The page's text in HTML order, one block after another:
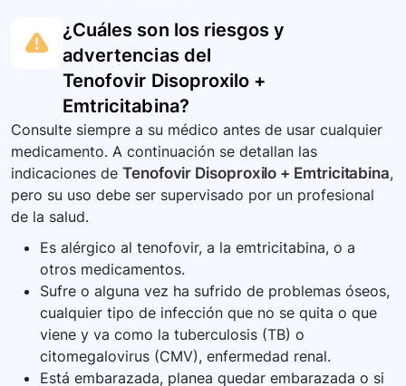
¿Cuáles son los riesgos y
advertencias del
Tenofovir Disoproxilo +
Emtricitabina?
Consulte siempre a su médico antes de usar cualquier
medicamento. A continuación se detallan las
indicaciones de Tenofovir Disoproxilo + Emtricitabina,
pero su uso debe ser supervisado por un profesional
de la salud.
Es alérgico al tenofovir, a la emtricitabina, o a
otros medicamentos.
Sufre o alguna vez ha sufrido de problemas óseos,
cualquier tipo de infección que no se quita o que
viene y va como la tuberculosis (TB) o
citomegalovirus (CMV), enfermedad renal.
Está embarazada, planea quedar embarazada o si